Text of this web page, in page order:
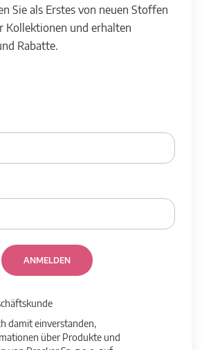
Sie als Erstes von neuen Stoffen
Kollektionen und erhalten
Rabatte.
ANMELDEN
damit einverstanden,
über Produkte und